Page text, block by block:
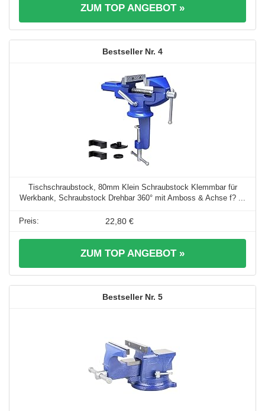
ZUM TOP ANGEBOT »
4
Tischschraubstock, 80mm Klein Schraubstock Klemmbar für
Werkbank, Schraubstock Drehbar 360° mit Amboss & Achse f? ...
22,80 €
ZUM TOP ANGEBOT »
5